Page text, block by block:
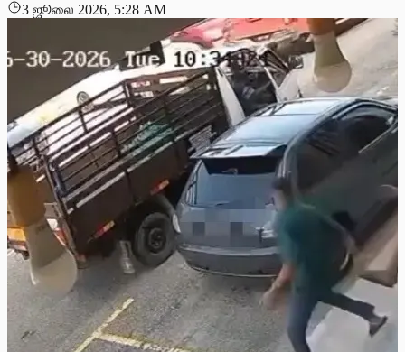
3 ஜூலை 2026, 5:28 AM